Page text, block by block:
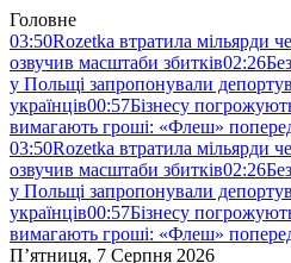
Головне
03:50Rozetka втратила мільярди
озвучив масштаби збитків02:26
у Польщі запропонували
українців00:57Бізнесу
вимагають гроші: «Флеш»
03:50Rozetka втратила мільярди
озвучив масштаби збитків02:26
у Польщі запропонували
українців00:57Бізнесу
вимагають гроші: «Флеш»
П’ятниця, 7 Серпня 2026